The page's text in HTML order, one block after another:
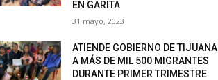
EN GARITA
31 mayo, 2023
ATIENDE GOBIERNO DE TIJUANA
A MÁS DE MIL 500 MIGRANTES
DURANTE PRIMER TRIMESTRE